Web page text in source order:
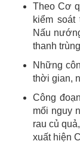
Theo Cơ
kiểm
Nấu
thanh
Những
thời gian,
Công
mối nguy
rau củ
xuất hiện